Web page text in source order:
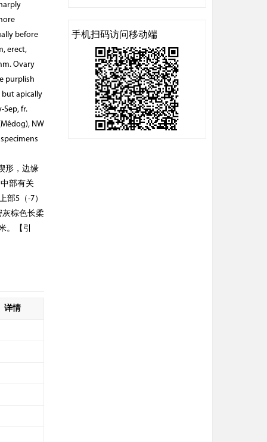
before
erect,
Ovary
purplish
apically
Sep, fr.
NW
形，边缘
部有关
5（-7）
棕色长柔
。【引
详情
手机扫码访问移动端